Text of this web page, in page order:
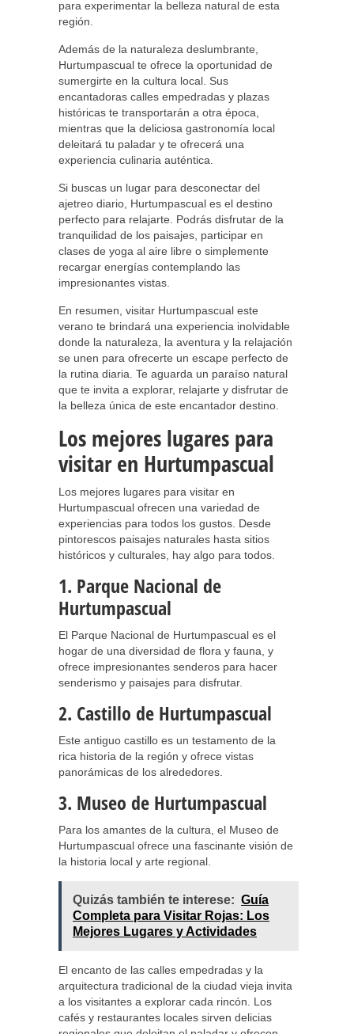
para experimentar la belleza natural de esta
región.
Además de la naturaleza deslumbrante,
Hurtumpascual te ofrece la oportunidad de
sumergirte en la cultura local. Sus
encantadoras calles empedradas y plazas
históricas te transportarán a otra época,
mientras que la deliciosa gastronomía local
deleitará tu paladar y te ofrecerá una
experiencia culinaria auténtica.
Si buscas un lugar para desconectar del
ajetreo diario, Hurtumpascual es el destino
perfecto para relajarte. Podrás disfrutar de la
tranquilidad de los paisajes, participar en
clases de yoga al aire libre o simplemente
recargar energías contemplando las
impresionantes vistas.
En resumen, visitar Hurtumpascual este
verano te brindará una experiencia inolvidable
donde la naturaleza, la aventura y la relajación
se unen para ofrecerte un escape perfecto de
la rutina diaria. Te aguarda un paraíso natural
que te invita a explorar, relajarte y disfrutar de
la belleza única de este encantador destino.
Los mejores lugares para
visitar en Hurtumpascual
Los mejores lugares para visitar en
Hurtumpascual ofrecen una variedad de
experiencias para todos los gustos. Desde
pintorescos paisajes naturales hasta sitios
históricos y culturales, hay algo para todos.
1. Parque Nacional de
Hurtumpascual
El Parque Nacional de Hurtumpascual es el
hogar de una diversidad de flora y fauna, y
ofrece impresionantes senderos para hacer
senderismo y paisajes para disfrutar.
2. Castillo de Hurtumpascual
Este antiguo castillo es un testamento de la
rica historia de la región y ofrece vistas
panorámicas de los alrededores.
3. Museo de Hurtumpascual
Para los amantes de la cultura, el Museo de
Hurtumpascual ofrece una fascinante visión de
la historia local y arte regional.
Quizás también te interese: Guía
Completa para Visitar Rojas: Los
Mejores Lugares y Actividades
El encanto de las calles empedradas y la
arquitectura tradicional de la ciudad vieja invita
a los visitantes a explorar cada rincón. Los
cafés y restaurantes locales sirven delicias